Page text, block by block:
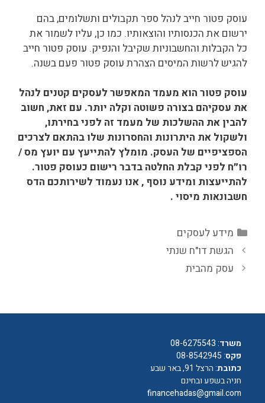
עוסק פטור חייב לנהל ספר תקבולים ותשלומים, בהם
ירשום את הכנסותיו והוצאותיו. כמו כן, עליו לשמור את
כל הקבלות והחשבוניות שקיבל והנפיק. עוסק פטור חייב
להגיש לרשות המיסים הצהרת עוסק פטור פעם בשנה.
עוסק פטור הוא מעמד המאפשר לעסקים קטנים לנהל
את עסקיהם בצורה פשוטה וקלה יותר. עם זאת, חשוב
להבין את ההשלכות של מעמד זה לפני בחירתו,
ולשקול את היתרונות והחסרונות שלו בהתאם לצרכים
הספציפיים של העסק. מומלץ להתייעץ עם יועץ מס /
רו״ח לפני קבלת החלטה בדבר רישום כעוסק פטור.
להתייעצות ומידע נוסף , אנו נעמוד לשירותכם הדס
חשבונאות מיסוי .
קטגוריות
מידע לעסקים
הגשת דו"ח שנתי
עסק מהבית
משרד:
08-6275543
פקס: 08-8542945
כתובת: הרצל 91, באר שבע
חניה בשפע ובחינם
financehadas@gmail.com